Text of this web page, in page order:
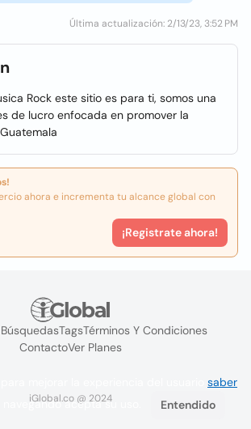
Última actualización: 2/13/23, 3:52 PM
Rock este sitio es para ti, somos una
de lucro enfocada en promover la
ahora e incrementa tu alcance global con
¡Registrate ahora!
TagsTérminos Y Condiciones
ContactoVer Planes
iGlobal.co @ 2024
saber
navegando acepta su uso. Entendido